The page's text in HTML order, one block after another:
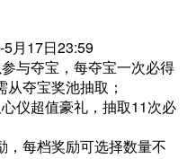
月17日23:59
与夺宝，每夺宝一次必得
夺宝奖池抽取；
仪超值豪礼，抽取11次必
每档奖励可选择数量不